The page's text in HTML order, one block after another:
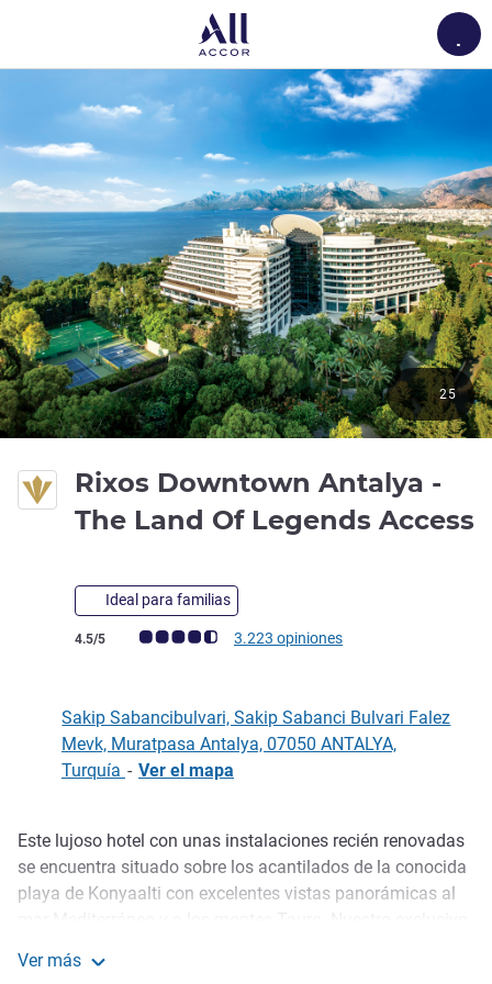
Rixos Downtown Antalya -
The Land Of Legends Access
Ideal para familias
Nota de clientes de Avis (Clasificación de ALL)
4.5/5 3.223 opiniones
25
Sakip Sabancibulvari, Sakip Sabanci Bulvari Falez
Mevk, Muratpasa Antalya, 07050 ANTALYA,
Turquía - Ver el mapa
Descripción
Este lujoso hotel con unas instalaciones recién renovadas
se encuentra situado sobre los acantilados de la conocida
playa de Konyaalti con excelentes vistas panorámicas al
jardines, una piscina tropical y unas completas
Ver más